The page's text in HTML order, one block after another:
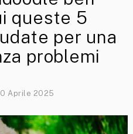
queste 5
per una
problemi
Aprile 2025